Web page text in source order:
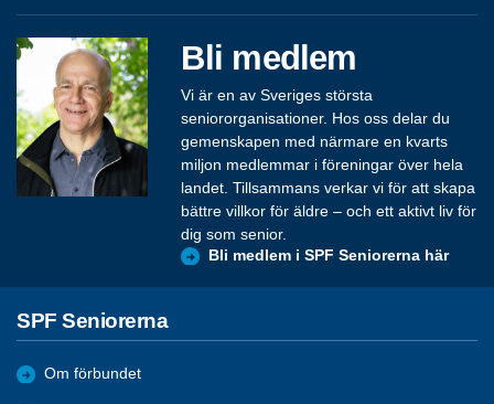
Bli medlem
Vi är en av Sveriges största
seniororganisationer. Hos oss delar du
gemenskapen med närmare en kvarts
miljon medlemmar i föreningar över hela
landet. Tillsammans verkar vi för att skapa
bättre villkor för äldre – och ett aktivt liv för
dig som senior.
Bli medlem i SPF Seniorerna här
SPF Seniorerna
Om förbundet